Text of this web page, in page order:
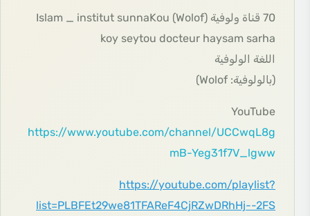
70 قناة ولوفية (Wolof) Islam _ institut sunnaKou
koy seytou docteur haysam sarha
اللغة الولوفية
(بالولوفية: Wolof)‏
YouTube
https://www.youtube.com/channel/UCCwqL8g
mB-Yeg31f7V_lgww
https://youtube.com/playlist?
list=PLBFEt29we81TFAReF4CjRZwDRhHj--2FS